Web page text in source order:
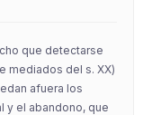
que detectarse
mediados del s. XX)
afuera los
y el abandono, que